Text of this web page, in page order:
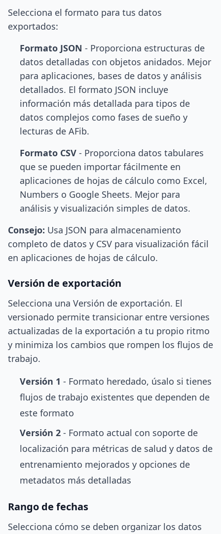
Selecciona el formato para tus datos
exportados:
Formato JSON - Proporciona estructuras de
datos detalladas con objetos anidados. Mejor
para aplicaciones, bases de datos y análisis
detallados. El formato JSON incluye
información más detallada para tipos de
datos complejos como fases de sueño y
lecturas de AFib.
Formato CSV - Proporciona datos tabulares
que se pueden importar fácilmente en
aplicaciones de hojas de cálculo como Excel,
Numbers o Google Sheets. Mejor para
análisis y visualización simples de datos.
Consejo: Usa JSON para almacenamiento
completo de datos y CSV para visualización fácil
en aplicaciones de hojas de cálculo.
Versión de exportación
Selecciona una Versión de exportación. El
versionado permite transicionar entre versiones
actualizadas de la exportación a tu propio ritmo
y minimiza los cambios que rompen los flujos de
trabajo.
Versión 1 - Formato heredado, úsalo si tienes
flujos de trabajo existentes que dependen de
este formato
Versión 2 - Formato actual con soporte de
localización para métricas de salud y datos de
entrenamiento mejorados y opciones de
metadatos más detalladas
Rango de fechas
Selecciona cómo se deben organizar los datos